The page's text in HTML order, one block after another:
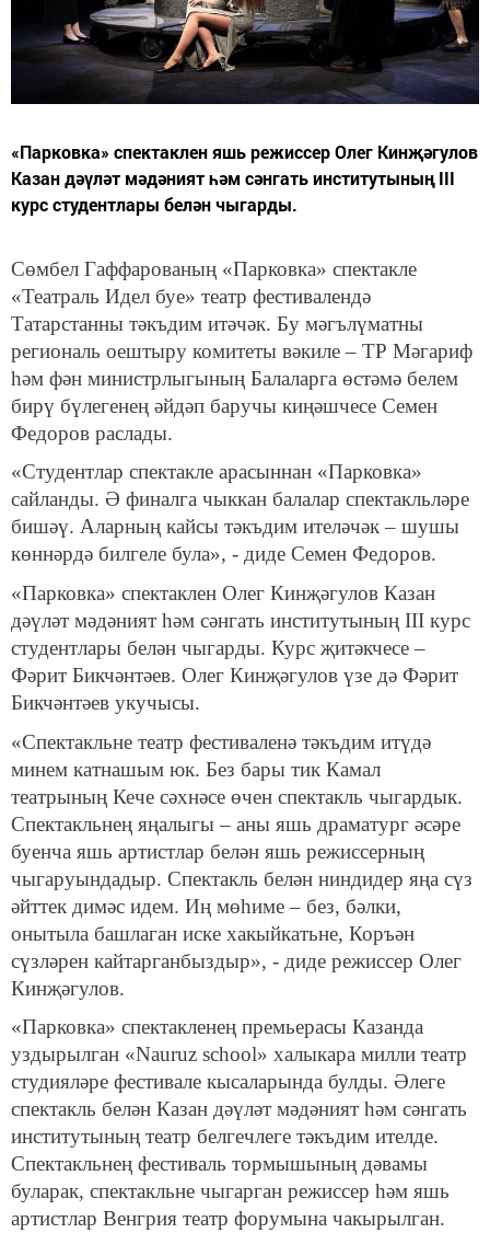
«Парковка» спектаклен яшь режиссер Олег Кинҗәгулов
Казан дәүләт мәдәният һәм сәнгать институтының III
курс студентлары белән чыгарды.
Сөмбел Гаффарованың «Парковка» спектакле
«Театраль Идел буе» театр фестивалендә
Татарстанны тәкъдим итәчәк. Бу мәгълүматны
региональ оештыру комитеты вәкиле – ТР Мәгариф
һәм фән министрлыгының Балаларга өстәмә белем
бирү бүлегенең әйдәп баручы киңәшчесе Семен
Федоров раслады.
«Студентлар спектакле арасыннан «Парковка»
сайланды. Ә финалга чыккан балалар спектакльләре
бишәү. Аларның кайсы тәкъдим ителәчәк – шушы
көннәрдә билгеле була», - диде Семен Федоров.
«Парковка» спектаклен Олег Кинҗәгулов Казан
дәүләт мәдәният һәм сәнгать институтының III курс
студентлары белән чыгарды. Курс җитәкчесе –
Фәрит Бикчәнтәев. Олег Кинҗәгулов үзе дә Фәрит
Бикчәнтәев укучысы.
«Спектакльне театр фестиваленә тәкъдим итүдә
минем катнашым юк. Без бары тик Камал
театрының Кече сәхнәсе өчен спектакль чыгардык.
Спектакльнең яңалыгы – аны яшь драматург әсәре
буенча яшь артистлар белән яшь режиссерның
чыгаруындадыр. Спектакль белән ниндидер яңа сүз
әйттек димәс идем. Иң мөһиме – без, бәлки,
онытыла башлаган иске хакыйкатьне, Коръән
сүзләрен кайтарганбыздыр», - диде режиссер Олег
Кинҗәгулов.
«Парковка» спектакленең премьерасы Казанда
уздырылган «Nauruz sсhool» халыкара милли театр
студияләре фестивале кысаларында булды. Әлеге
спектакль белән Казан дәүләт мәдәният һәм сәнгать
институтының театр белгечлеге тәкъдим ителде.
Спектакльнең фестиваль тормышының дәвамы
буларак, спектакльне чыгарган режиссер һәм яшь
артистлар Венгрия театр форумына чакырылган.